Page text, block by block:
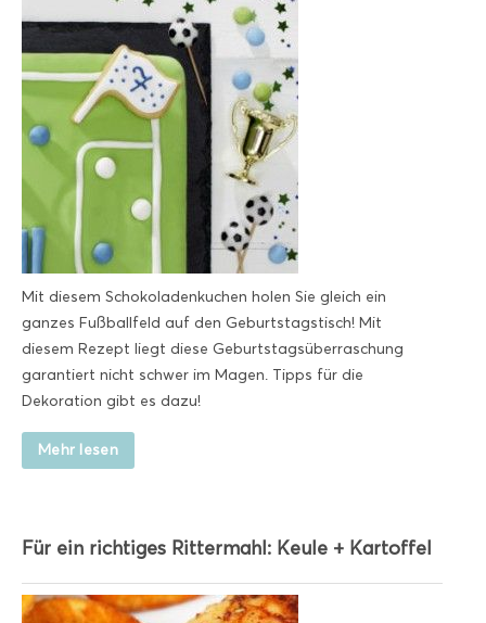
Mit diesem Schokoladenkuchen holen Sie gleich ein
ganzes Fußballfeld auf den Geburtstagstisch! Mit
diesem Rezept liegt diese Geburtstagsüberraschung
garantiert nicht schwer im Magen. Tipps für die
Dekoration gibt es dazu!
Mehr lesen
Für ein richtiges Rittermahl: Keule + Kartoffel